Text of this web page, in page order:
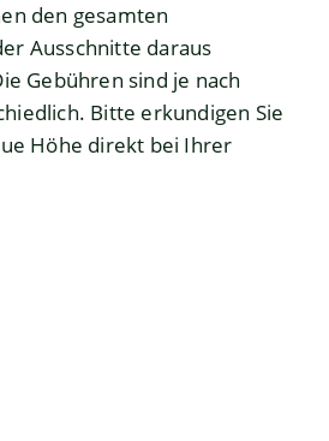
den gesamten
Ausschnitte daraus
Gebühren sind je nach
Bitte erkundigen Sie
Höhe direkt bei Ihrer